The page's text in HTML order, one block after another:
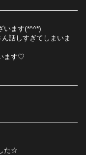
います(*^^*)
ます♡
た☆